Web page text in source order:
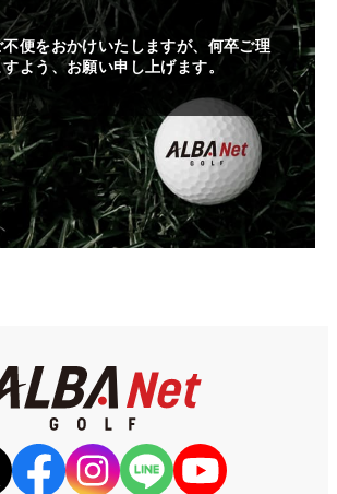
便をおかけいたしますが、何卒ご理
よう、お願い申し上げます。